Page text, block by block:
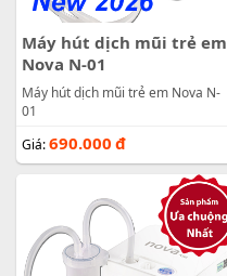
Máy hút dịch mũi trẻ em
Nova N-01
Máy hút dịch mũi trẻ em Nova N-
01
Giá:690.000 đ